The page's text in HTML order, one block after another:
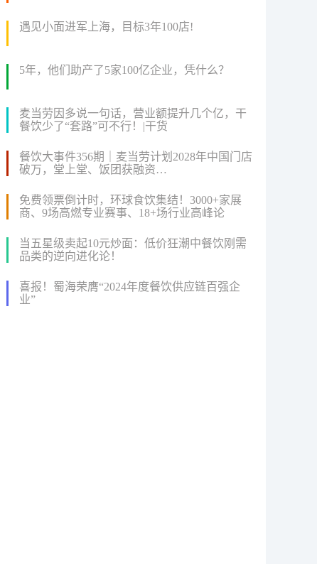
遇见小面进军上海，目标3年100店!
5年，他们助产了5家100亿企业，凭什么？
麦当劳因多说一句话，营业额提升几个亿，干
餐饮少了“套路”可不行！|干货
餐饮大事件356期｜麦当劳计划2028年中国门店
破万，堂上堂、饭团获融资…
免费领票倒计时，环球食饮集结！3000+家展
商、9场高燃专业赛事、18+场行业高峰论
当五星级卖起10元炒面：低价狂潮中餐饮刚需
品类的逆向进化论！
喜报！蜀海荣膺“2024年度餐饮供应链百强企
业”